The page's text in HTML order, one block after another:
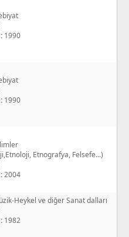
1990
1990
Etnografya, Felsefe...)
2004
Heykel ve diğer Sanat dalları
1982